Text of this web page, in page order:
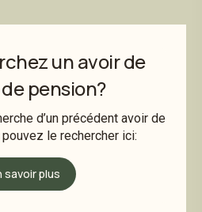
un avoir de
pension?
d’un précédent avoir de
le rechercher ici:
savoir plus